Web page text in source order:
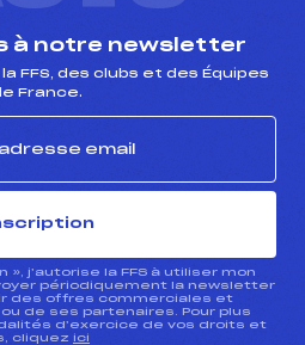
à notre newsletter
FFS, des clubs et des Équipes
France.
», j’autorise la FFS à utiliser mon
périodiquement la newsletter
des offres commerciales et
de ses partenaires. Pour plus
d’exercice de vos droits et
cliquez ici